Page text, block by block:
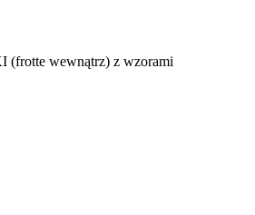
(frotte wewnątrz) z wzorami